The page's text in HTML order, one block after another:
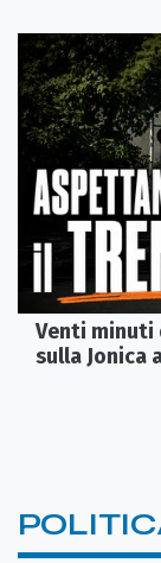
Venti minuti
sulla Jonica